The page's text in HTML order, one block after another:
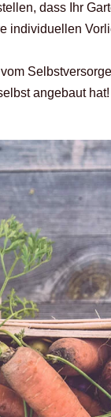
dass Ihr
individuellen
angebaut hat!